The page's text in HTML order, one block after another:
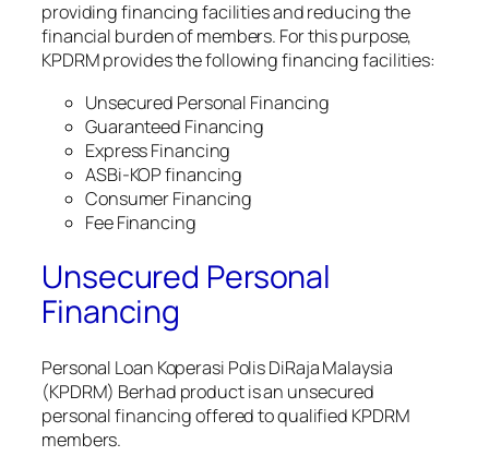
providing financing facilities and reducing the
financial burden of members. For this purpose,
KPDRM provides the following financing facilities:
Unsecured Personal Financing
Guaranteed Financing
Express Financing
ASBi-KOP financing
Consumer Financing
Fee Financing
Unsecured Personal
Financing
Personal Loan Koperasi Polis DiRaja Malaysia
(KPDRM) Berhad product is an unsecured
personal financing offered to qualified KPDRM
members.